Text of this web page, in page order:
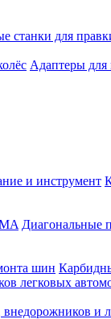
станки для
Адаптеры для
и инструмент
Диагональные
шин
легковых
и